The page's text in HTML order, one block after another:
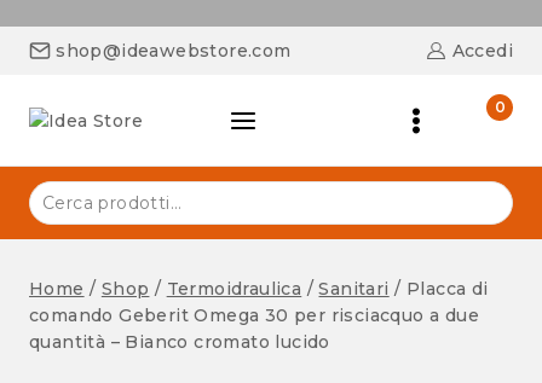
shop@ideawebstore.com Accedi
0
Home / Shop / Termoidraulica / Sanitari / Placca di
comando Geberit Omega 30 per risciacquo a due
quantità – Bianco cromato lucido